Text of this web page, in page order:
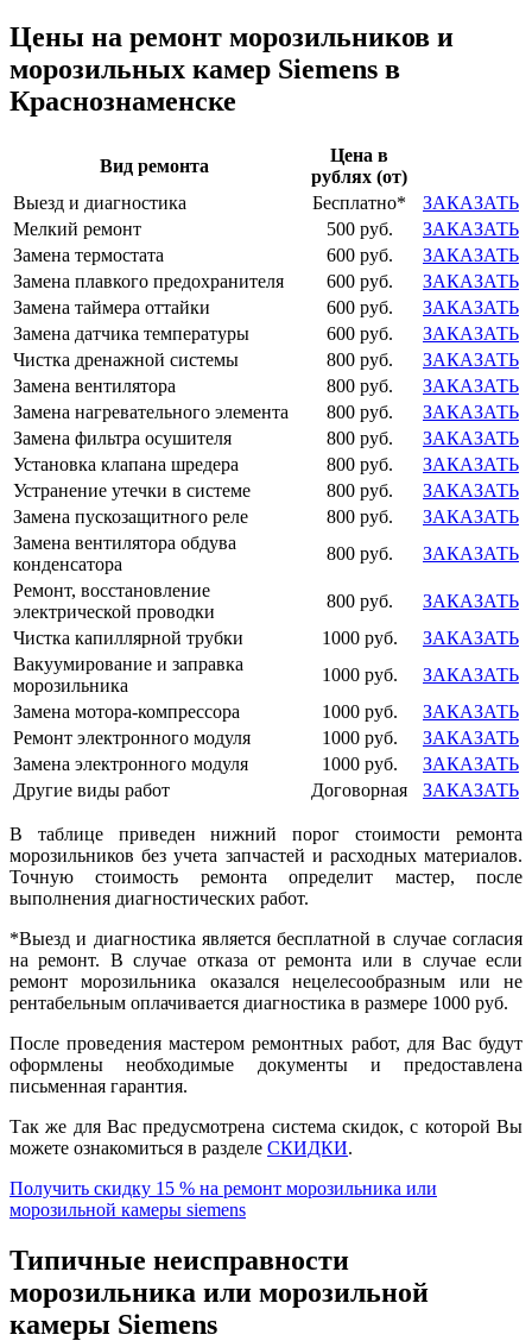
Цены на ремонт морозильников и
морозильных камер Siemens в
Краснознаменске
Вид ремонта
Цена в
рублях (от)
Выезд и диагностика
Бесплатно*
ЗАКАЗАТЬ
Мелкий ремонт
500 руб.
ЗАКАЗАТЬ
Замена термостата
600 руб.
ЗАКАЗАТЬ
Замена плавкого предохранителя
600 руб.
ЗАКАЗАТЬ
Замена таймера оттайки
600 руб.
ЗАКАЗАТЬ
Замена датчика температуры
600 руб.
ЗАКАЗАТЬ
Чистка дренажной системы
800 руб.
ЗАКАЗАТЬ
Замена вентилятора
800 руб.
ЗАКАЗАТЬ
Замена нагревательного элемента
800 руб.
ЗАКАЗАТЬ
Замена фильтра осушителя
800 руб.
ЗАКАЗАТЬ
Установка клапана шредера
800 руб.
ЗАКАЗАТЬ
Устранение утечки в системе
800 руб.
ЗАКАЗАТЬ
Замена пускозащитного реле
800 руб.
ЗАКАЗАТЬ
Замена вентилятора обдува
конденсатора
800 руб.
ЗАКАЗАТЬ
Ремонт, восстановление
электрической проводки
800 руб.
ЗАКАЗАТЬ
Чистка капиллярной трубки
1000 руб.
ЗАКАЗАТЬ
Вакуумирование и заправка
морозильника
1000 руб.
ЗАКАЗАТЬ
Замена мотора-компрессора
1000 руб.
ЗАКАЗАТЬ
Ремонт электронного модуля
1000 руб.
ЗАКАЗАТЬ
Замена электронного модуля
1000 руб.
ЗАКАЗАТЬ
Другие виды работ
Договорная ЗАКАЗАТЬ
В таблице приведен нижний порог стоимости ремонта
морозильников без учета запчастей и расходных материалов.
Точную стоимость ремонта определит мастер, после
выполнения диагностических работ.
*Выезд и диагностика является бесплатной в случае согласия
на ремонт. В случае отказа от ремонта или в случае если
ремонт морозильника оказался нецелесообразным или не
рентабельным оплачивается диагностика в размере 1000 руб.
После проведения мастером ремонтных работ, для Вас будут
оформлены необходимые документы и предоставлена
письменная гарантия.
Так же для Вас предусмотрена система скидок, с которой Вы
можете ознакомиться в разделе СКИДКИ.
Получить скидку 15 % на ремонт морозильника или
морозильной камеры siemens
Типичные неисправности
морозильника или морозильной
камеры Siemens